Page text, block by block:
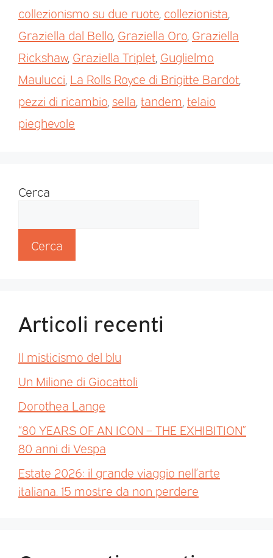
collezionismo su due ruote, collezionista,
Graziella dal Bello, Graziella Oro, Graziella
Rickshaw, Graziella Triplet, Guglielmo
Maulucci, La Rolls Royce di Brigitte Bardot,
pezzi di ricambio,sella,tandem,telaio
pieghevole
Cerca
Cerca
Articoli recenti
Il misticismo del blu
Un Milione di Giocattoli
Dorothea Lange
“80 YEARS OF AN ICON – THE EXHIBITION”
80 anni di Vespa
Estate 2026: il grande viaggio nell’arte
italiana. 15 mostre da non perdere